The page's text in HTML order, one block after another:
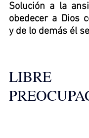
Solución a la
obedecer a Dios
y de lo demás él